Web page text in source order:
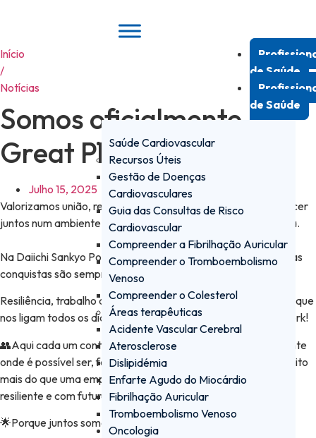
conteúdo
de Saúde
de Saúde
Saúde Cardiovascular
Recursos Úteis
Gestão de Doenças
Cardiovasculares
Guia das Consultas de Risco
Cardiovascular
Compreender a Fibrilhação Auricular
Compreender o Tromboembolismo
Venoso
Compreender o Colesterol
Áreas terapêuticas
Acidente Vascular Cerebral
Aterosclerose
Dislipidémia
Enfarte Agudo do Miocárdio
Fibrilhação Auricular
Tromboembolismo Venoso
Oncologia
Início
/
Notícias
Somos oficialmente
Great Place to Work
Julho 15, 2025
Valorizamos união, resiliência e trabalho em equipa para crescer
juntos num ambiente onde todos contam e fazem a diferença.
Na Daiichi Sankyo Portugal os desafios são oportunidades e as
conquistas são sempre partilhadas. 💪🏼
Resiliência, trabalho de equipa e união são alguns dos valores que
nos ligam todos os dias e fazem de nós um Great Place to Work!
👥Aqui cada um conta e faz a diferença para criar um ambiente
onde é possível ser, fazer e evoluir. E é isso que faz de nós muito
mais do que uma empresa — faz de nós uma equipa unida,
resiliente e com futuro.
🌟Porque juntos somos mais fortes